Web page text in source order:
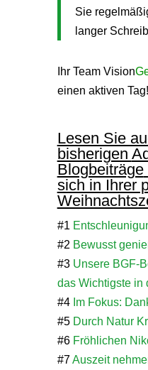
Sie
langer
Ihr Team Vision
einen aktiven Tag!
Lesen Sie
bisherigen
Blogbeiträge
sich in Ihrer
#1
#2 Bewusst
#3 Unsere BGF-
das Wichtigste in
#4 Im Fokus:
#5 Durch Natur
#6 Fröhlichen
#7Auszeit